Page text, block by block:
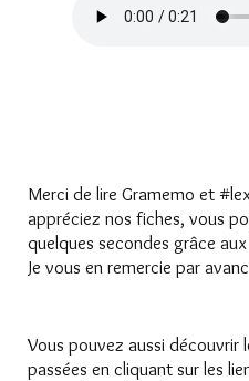
Merci de lire Gramemo et
appréciez nos fiches, vous
quelques secondes grâce
Je vous en remercie par
Vous pouvez aussi découvrir
passées en cliquant sur les